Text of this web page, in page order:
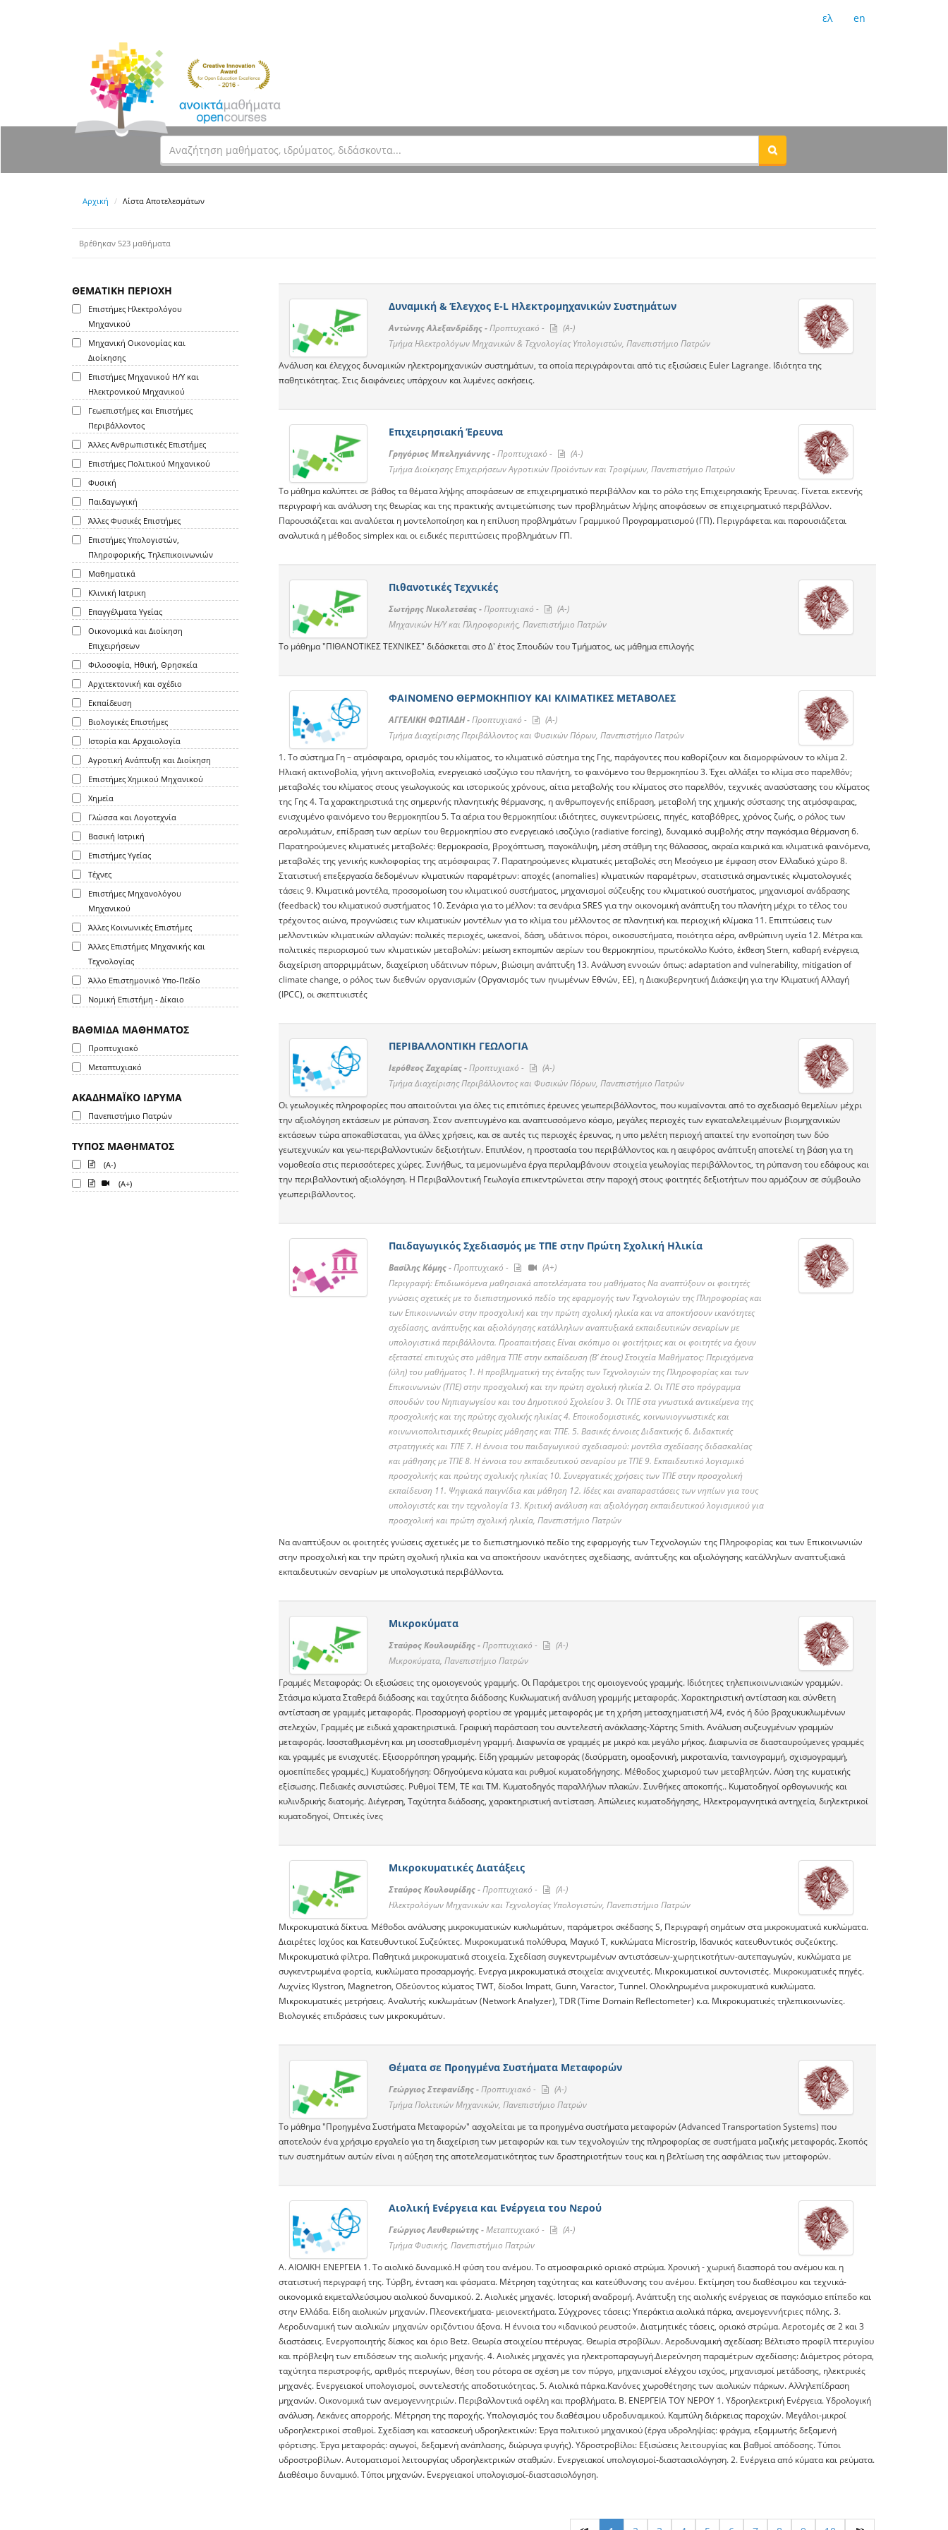
ελ en
Αρχική Λίστα Αποτελεσμάτων
Βρέθηκαν 523 μαθήματα
ΘΕΜΑΤΙΚΗ ΠΕΡΙΟΧΗ
Επιστήμες Ηλεκτρολόγου
Μηχανικού
Μηχανική Οικονομίας και
Διοίκησης
Επιστήμες Μηχανικού Η/Υ και
Ηλεκτρονικού Μηχανικού
Γεωεπιστήμες και Επιστήμες
Περιβάλλοντος
Άλλες Ανθρωπιστικές Επιστήμες
Επιστήμες Πολιτικού Μηχανικού
Φυσική
Παιδαγωγική
Άλλες Φυσικές Επιστήμες
Επιστήμες Υπολογιστών,
Πληροφορικής, Τηλεπικοινωνιών
Μαθηματικά
Κλινική Ιατρικη
Επαγγέλματα Υγείας
Οικονομικά και Διοίκηση
Επιχειρήσεων
Φιλοσοφία, Ηθική, Θρησκεία
Αρχιτεκτονική και σχέδιο
Εκπαίδευση
Βιολογικές Επιστήμες
Ιστορία και Αρχαιολογία
Αγροτική Ανάπτυξη και Διοίκηση
Επιστήμες Χημικού Μηχανικού
Χημεία
Γλώσσα και Λογοτεχνία
Βασική Ιατρική
Επιστήμες Υγείας
Τέχνες
Επιστήμες Μηχανολόγου
Μηχανικού
Άλλες Κοινωνικές Επιστήμες
Άλλες Επιστήμες Μηχανικής και
Τεχνολογίας
Άλλο Επιστημονικό Υπο-Πεδίο
Νομική Επιστήμη - Δίκαιο
ΒΑΘΜΙΔΑ ΜΑΘΗΜΑΤΟΣ
Προπτυχιακό
Μεταπτυχιακό
ΑΚΑΔΗΜΑΪΚΟ ΙΔΡΥΜΑ
Πανεπιστήμιο Πατρών
ΤΥΠΟΣ ΜΑΘΗΜΑΤΟΣ
(A-)
(A+)
Δυναμική & Έλεγχος E-L Ηλεκτρομηχανικών Συστημάτων
Αντώνης Αλεξανδρίδης -Προπτυχιακό -
(A-)
Τμήμα Ηλεκτρολόγων Μηχανικών & Τεχνολογίας Υπολογιστών, Πανεπιστήμιο Πατρών
Ανάλυση και έλεγχος δυναμικών ηλεκτρομηχανικών συστημάτων, τα οποία περιγράφονται από τις εξισώσεις Euler Lagrange. Ιδιότητα της
παθητικότητας. Στις διαφάνειες υπάρχουν και λυμένες ασκήσεις.
Επιχειρησιακή Έρευνα
Γρηγόριος Μπεληγιάννης -Προπτυχιακό -
(A-)
Τμήμα Διοίκησης Επιχειρήσεων Αγροτικών Προϊόντων και Τροφίμων, Πανεπιστήμιο Πατρών
Το μάθημα καλύπτει σε βάθος τα θέματα λήψης αποφάσεων σε επιχειρηματικό περιβάλλον και το ρόλο της Επιχειρησιακής Έρευνας. Γίνεται εκτενής
περιγραφή και ανάλυση της θεωρίας και της πρακτικής αντιμετώπισης των προβλημάτων λήψης αποφάσεων σε επιχειρηματικό περιβάλλον.
Παρουσιάζεται και αναλύεται η μοντελοποίηση και η επίλυση προβλημάτων Γραμμικού Προγραμματισμού (ΓΠ). Περιγράφεται και παρουσιάζεται
αναλυτικά η μέθοδος simplex και οι ειδικές περιπτώσεις προβλημάτων ΓΠ.
Πιθανοτικές Τεχνικές
Σωτήρης Νικολετσέας -Προπτυχιακό -
(A-)
Μηχανικών Η/Υ και Πληροφορικής, Πανεπιστήμιο Πατρών
Το μάθημα "ΠΙΘΑΝΟΤΙΚΕΣ ΤΕΧΝΙΚΕΣ" διδάσκεται στο Δ' έτος Σπουδών του Τμήματος, ως μάθημα επιλογής
ΦΑΙΝΟΜΕΝΟ ΘΕΡΜΟΚΗΠΙΟΥ ΚΑΙ ΚΛΙΜΑΤΙΚΕΣ ΜΕΤΑΒΟΛΕΣ
ΑΓΓΕΛΙΚΗ ΦΩΤΙΑΔΗ -Προπτυχιακό -
(A-)
Τμήμα Διαχείρισης Περιβάλλοντος και Φυσικών Πόρων, Πανεπιστήμιο Πατρών
1. Το σύστημα Γη – ατμόσφαιρα, ορισμός του κλίματος, το κλιματικό σύστημα της Γης, παράγοντες που καθορίζουν και διαμορφώνουν το κλίμα 2.
Ηλιακή ακτινοβολία, γήινη ακτινοβολία, ενεργειακό ισοζύγιο του πλανήτη, το φαινόμενο του θερμοκηπίου 3. Έχει αλλάξει το κλίμα στο παρελθόν;
μεταβολές του κλίματος στους γεωλογικούς και ιστορικούς χρόνους, αίτια μεταβολής του κλίματος στο παρελθόν, τεχνικές ανασύστασης του κλίματος
της Γης 4. Τα χαρακτηριστικά της σημερινής πλανητικής θέρμανσης, η ανθρωπογενής επίδραση, μεταβολή της χημικής σύστασης της ατμόσφαιρας,
ενισχυμένο φαινόμενο του θερμοκηπίου 5. Τα αέρια του θερμοκηπίου: ιδιότητες, συγκεντρώσεις, πηγές, καταβόθρες, χρόνος ζωής, ο ρόλος των
αερολυμάτων, επίδραση των αερίων του θερμοκηπίου στο ενεργειακό ισοζύγιο (radiative forcing), δυναμικό συμβολής στην παγκόσμια θέρμανση 6.
Παρατηρούμενες κλιματικές μεταβολές: θερμοκρασία, βροχόπτωση, παγοκάλυψη, μέση στάθμη της θάλασσας, ακραία καιρικά και κλιματικά φαινόμενα,
μεταβολές της γενικής κυκλοφορίας της ατμόσφαιρας 7. Παρατηρούμενες κλιματικές μεταβολές στη Μεσόγειο με έμφαση στον Ελλαδικό χώρο 8.
Στατιστική επεξεργασία δεδομένων κλιματικών παραμέτρων: αποχές (anomalies) κλιματικών παραμέτρων, στατιστικά σημαντικές κλιματολογικές
τάσεις 9. Κλιματικά μοντέλα, προσομοίωση του κλιματικού συστήματος, μηχανισμοί σύζευξης του κλιματικού συστήματος, μηχανισμοί ανάδρασης
(feedback) του κλιματικού συστήματος 10. Σενάρια για το μέλλον: τα σενάρια SRES για την οικονομική ανάπτυξη του πλανήτη μέχρι το τέλος του
τρέχοντος αιώνα, προγνώσεις των κλιματικών μοντέλων για το κλίμα του μέλλοντος σε πλανητική και περιοχική κλίμακα 11. Επιπτώσεις των
μελλοντικών κλιματικών αλλαγών: πολικές περιοχές, ωκεανοί, δάση, υδάτινοι πόροι, οικοσυστήματα, ποιότητα αέρα, ανθρώπινη υγεία 12. Μέτρα και
πολιτικές περιορισμού των κλιματικών μεταβολών: μείωση εκπομπών αερίων του θερμοκηπίου, πρωτόκολλο Κυότο, έκθεση Stern, καθαρή ενέργεια,
διαχείριση απορριμμάτων, διαχείριση υδάτινων πόρων, βιώσιμη ανάπτυξη 13. Ανάλυση εννοιών όπως: adaptation and vulnerability, mitigation of
climate change, ο ρόλος των διεθνών οργανισμών (Οργανισμός των ηνωμένων Εθνών, ΕΕ), η Διακυβερνητική Διάσκεψη για την Κλιματική Αλλαγή
(IPCC), οι σκεπτικιστές
ΠΕΡΙΒΑΛΛΟΝΤΙΚΗ ΓΕΩΛΟΓΙΑ
Ιερόθεος Ζαχαρίας -Προπτυχιακό -
(A-)
Τμήμα Διαχείρισης Περιβάλλοντος και Φυσικών Πόρων, Πανεπιστήμιο Πατρών
Οι γεωλογικές πληροφορίες που απαιτούνται για όλες τις επιτόπιες έρευνες γεωπεριβάλλοντος, που κυμαίνονται από το σχεδιασμό θεμελίων μέχρι
την αξιολόγηση εκτάσεων με ρύπανση. Στον ανεπτυγμένο και αναπτυσσόμενο κόσμο, μεγάλες περιοχές των εγκαταλελειμμένων βιομηχανικών
εκτάσεων τώρα αποκαθίσταται, για άλλες χρήσεις, και σε αυτές τις περιοχές έρευνας, η υπο μελέτη περιοχή απαιτεί την ενοποίηση των δύο
γεωτεχνικών και γεω-περιβαλλοντικών δεξιοτήτων. Επιπλέον, η προστασία του περιβάλλοντος και η αειφόρος ανάπτυξη αποτελεί τη βάση για τη
νομοθεσία στις περισσότερες χώρες. Συνήθως, τα μεμονωμένα έργα περιλαμβάνουν στοιχεία γεωλογίας περιβάλλοντος, τη ρύπανση του εδάφους και
την περιβαλλοντική αξιολόγηση. Η Περιβαλλοντική Γεωλογία επικεντρώνεται στην παροχή στους φοιτητές δεξιοτήτων που αρμόζουν σε σύμβουλο
γεωπεριβάλλοντος.
Παιδαγωγικός Σχεδιασμός με ΤΠΕ στην Πρώτη Σχολική Ηλικία
Βασίλης Κόμης -Προπτυχιακό -
(A+)
Περιγραφή: Επιδιωκόμενα μαθησιακά αποτελέσματα του μαθήματος Να αναπτύξουν οι φοιτητές
γνώσεις σχετικές με το διεπιστημονικό πεδίο της εφαρμογής των Τεχνολογιών της Πληροφορίας και
των Επικοινωνιών στην προσχολική και την πρώτη σχολική ηλικία και να αποκτήσουν ικανότητες
σχεδίασης, ανάπτυξης και αξιολόγησης κατάλληλων αναπτυξιακά εκπαιδευτικών σεναρίων με
υπολογιστικά περιβάλλοντα. Προαπαιτήσεις Είναι σκόπιμο οι φοιτήτριες και οι φοιτητές να έχουν
εξεταστεί επιτυχώς στο μάθημα ΤΠΕ στην εκπαίδευση (Β’ έτους) Στοιχεία Μαθήματος: Περιεχόμενα
(ύλη) του μαθήματος 1. Η προβληματική της ένταξης των Τεχνολογιών της Πληροφορίας και των
Επικοινωνιών (ΤΠΕ) στην προσχολική και την πρώτη σχολική ηλικία 2. Οι ΤΠΕ στο πρόγραμμα
σπουδών του Νηπιαγωγείου και του Δημοτικού Σχολείου 3. Οι ΤΠΕ στα γνωστικά αντικείμενα της
προσχολικής και της πρώτης σχολικής ηλικίας 4. Εποικοδομιστικές, κοινωνιογνωστικές και
κοινωνιοπολιτισμικές θεωρίες μάθησης και ΤΠΕ. 5. Βασικές έννοιες Διδακτικής 6. Διδακτικές
στρατηγικές και ΤΠΕ 7. Η έννοια του παιδαγωγικού σχεδιασμού: μοντέλα σχεδίασης διδασκαλίας
και μάθησης με ΤΠΕ 8. Η έννοια του εκπαιδευτικού σεναρίου με ΤΠΕ 9. Εκπαιδευτικό λογισμικό
προσχολικής και πρώτης σχολικής ηλικίας 10. Συνεργατικές χρήσεις των ΤΠΕ στην προσχολική
εκπαίδευση 11. Ψηφιακά παιγνίδια και μάθηση 12. Ιδέες και αναπαραστάσεις των νηπίων για τους
υπολογιστές και την τεχνολογία 13. Κριτική ανάλυση και αξιολόγηση εκπαιδευτικού λογισμικού για
προσχολική και πρώτη σχολική ηλικία, Πανεπιστήμιο Πατρών
Να αναπτύξουν οι φοιτητές γνώσεις σχετικές με το διεπιστημονικό πεδίο της εφαρμογής των Τεχνολογιών της Πληροφορίας και των Επικοινωνιών
στην προσχολική και την πρώτη σχολική ηλικία και να αποκτήσουν ικανότητες σχεδίασης, ανάπτυξης και αξιολόγησης κατάλληλων αναπτυξιακά
εκπαιδευτικών σεναρίων με υπολογιστικά περιβάλλοντα.
Μικροκύματα
Σταύρος Κουλουρίδης -Προπτυχιακό -
(A-)
Μικροκύματα, Πανεπιστήμιο Πατρών
Γραμμές Μεταφοράς: Οι εξισώσεις της ομοιογενούς γραμμής. Οι Παράμετροι της ομοιογενούς γραμμής. Ιδιότητες τηλεπικοινωνιακών γραμμών.
Στάσιμα κύματα Σταθερά διάδοσης και ταχύτητα διάδοσης Κυκλωματική ανάλυση γραμμής μεταφοράς. Χαρακτηριστική αντίσταση και σύνθετη
αντίσταση σε γραμμές μεταφοράς. Προσαρμογή φορτίου σε γραμμές μεταφοράς με τη χρήση μετασχηματιστή λ/4, ενός ή δύο βραχυκυκλωμένων
στελεχών, Γραμμές με ειδικά χαρακτηριστικά. Γραφική παράσταση του συντελεστή ανάκλασης-Χάρτης Smith. Ανάλυση συζευγμένων γραμμών
μεταφοράς. Ισοσταθμισμένη και μη ισοσταθμισμένη γραμμή. Διαφωνία σε γραμμές με μικρό και μεγάλο μήκος. Διαφωνία σε διασταυρούμενες γραμμές
και γραμμές με ενισχυτές. Εξισορρόπηση γραμμής. Είδη γραμμών μεταφοράς (δισύρματη, ομοαξονική, μικροταινία, ταινιογραμμή, σχισμογραμμή,
ομοεπίπεδες γραμμές,) Κυματοδήγηση: Οδηγούμενα κύματα και ρυθμοί κυματοδήγησης. Μέθοδος χωρισμού των μεταβλητών. Λύση της κυματικής
εξίσωσης. Πεδιακές συνιστώσες. Ρυθμοί ΤΕΜ, ΤΕ και ΤΜ. Κυματοδηγός παραλλήλων πλακών. Συνθήκες αποκοπής.. Κυματοδηγοί ορθογωνικής και
κυλινδρικής διατομής. Διέγερση, Ταχύτητα διάδοσης, χαρακτηριστική αντίσταση. Απώλειες κυματοδήγησης, Ηλεκτρομαγνητικά αντηχεία, διηλεκτρικοί
κυματοδηγοί, Οπτικές ίνες
Μικροκυματικές Διατάξεις
Σταύρος Κουλουρίδης -Προπτυχιακό -
(A-)
Ηλεκτρολόγων Μηχανικών και Τεχνολογίας Υπολογιστών, Πανεπιστήμιο Πατρών
Μικροκυματικά δίκτυα. Μέθοδοι ανάλυσης μικροκυματικών κυκλωμάτων, παράμετροι σκέδασης S, Περιγραφή σημάτων στα μικροκυματικά κυκλώματα.
Διαιρέτες Ισχύος και Κατευθυντικοί Συζεύκτες. Μικροκυματικά πολύθυρα, Μαγικό Τ, κυκλώματα Microstrip, Ιδανικός κατευθυντικός συζεύκτης.
Μικροκυματικά φίλτρα. Παθητικά μικροκυματικά στοιχεία. Σχεδίαση συγκεντρωμένων αντιστάσεων-χωρητικοτήτων-αυτεπαγωγών, κυκλώματα με
συγκεντρωμένα φορτία, κυκλώματα προσαρμογής. Ενεργα μικροκυματικά στοιχεία: ανιχνευτές. Μικροκυματικοί συντονιστές. Μικροκυματικές πηγές.
Λυχνίες Klystron, Magnetron, Οδεύοντος κύματος TWT, δίοδοι Impatt, Gunn, Varactor, Tunnel. Ολοκληρωμένα μικροκυματικά κυκλώματα.
Μικροκυματικές μετρήσεις. Αναλυτής κυκλωμάτων (Network Analyzer), TDR (Time Domain Reflectometer) κ.α. Μικροκυματικές τηλεπικοινωνίες.
Βιολογικές επιδράσεις των μικροκυμάτων.
Θέματα σε Προηγμένα Συστήματα Μεταφορών
Γεώργιος Στεφανίδης -Προπτυχιακό -
(A-)
Τμήμα Πολιτικών Μηχανικών, Πανεπιστήμιο Πατρών
Το μάθημα "Προηγμένα Συστήματα Μεταφορών" ασχολείται με τα προηγμένα συστήματα μεταφορών (Advanced Transportation Systems) που
αποτελούν ένα χρήσιμο εργαλείο για τη διαχείριση των μεταφορών και των τεχνολογιών της πληροφορίας σε συστήματα μαζικής μεταφοράς. Σκοπός
των συστημάτων αυτών είναι η αύξηση της αποτελεσματικότητας των δραστηριοτήτων τους και η βελτίωση της ασφάλειας των μεταφορών.
Αιολική Ενέργεια και Ενέργεια του Νερού
Γεώργιος Λευθεριώτης -Μεταπτυχιακό -
(A-)
Τμήμα Φυσικής, Πανεπιστήμιο Πατρών
Α. ΑΙΟΛΙΚΗ ΕΝΕΡΓΕΙΑ 1. Το αιολικό δυναμικό.Η φύση του ανέμου. Το ατμοσφαιρικό οριακό στρώμα. Χρονική - χωρική διασπορά του ανέμου και η
στατιστική περιγραφή της. Τύρβη, ένταση και φάσματα. Μέτρηση ταχύτητας και κατεύθυνσης του ανέμου. Εκτίμηση του διαθέσιμου και τεχνικά-
οικονομικά εκμεταλλεύσιμου αιολικού δυναμικού. 2. Αιολικές μηχανές. Ιστορική αναδρομή. Ανάπτυξη της αιολικής ενέργειας σε παγκόσμιο επίπεδο και
στην Ελλάδα. Είδη αιολικών μηχανών. Πλεονεκτήματα- μειονεκτήματα. Σύγχρονες τάσεις: Υπεράκτια αιολικά πάρκα, ανεμογεννήτριες πόλης. 3.
Αεροδυναμική των αιολικών μηχανών οριζόντιου άξονα. Η έννοια του «ιδανικού ρευστού». Διατμητικές τάσεις, οριακό στρώμα. Αεροτομές σε 2 και 3
διαστάσεις. Ενεργοποιητής δίσκος και όριο Betz. Θεωρία στοιχείου πτέρυγας. Θεωρία στροβίλων. Αεροδυναμική σχεδίαση: Βέλτιστο προφίλ πτερυγίου
και πρόβλεψη των επιδόσεων της αιολικής μηχανής. 4. Αιολικές μηχανές για ηλεκτροπαραγωγή.Διερεύνηση παραμέτρων σχεδίασης: Διάμετρος ρότορα,
ταχύτητα περιστροφής, αριθμός πτερυγίων, θέση του ρότορα σε σχέση με τον πύργο, μηχανισμοί ελέγχου ισχύος, μηχανισμοί μετάδοσης, ηλεκτρικές
μηχανές. Ενεργειακοί υπολογισμοί, συντελεστής αποδοτικότητας. 5. Αιολικά πάρκα.Κανόνες χωροθέτησης των αιολικών πάρκων. Αλληλεπίδραση
μηχανών. Οικονομικά των ανεμογεννητριών. Περιβαλλοντικά οφέλη και προβλήματα. Β. ΕΝΕΡΓΕΙΑ ΤΟΥ ΝΕΡΟΥ 1. Υδροηλεκτρική Ενέργεια. Υδρολογική
ανάλυση. Λεκάνες απορροής. Μέτρηση της παροχής. Υπολογισμός του διαθέσιμου υδροδυναμικού. Καμπύλη διάρκειας παροχών. Μεγάλοι-μικροί
υδροηλεκτρικοί σταθμοί. Σχεδίαση και κατασκευή υδροηλεκτικών: Έργα πολιτικού μηχανικού (έργα υδροληψίας: φράγμα, εξαμμωτής δεξαμενή
φόρτισης. Έργα μεταφοράς: αγωγοί, δεξαμενή ανάπλασης, διώρυγα φυγής). Υδροστροβίλοι: Εξισώσεις λειτουργίας και βαθμοί απόδοσης. Τύποι
υδροστροβίλων. Αυτοματισμοί λειτουργίας υδροηλεκτρικών σταθμών. Ενεργειακοί υπολογισμοί-διαστασιολόγηση. 2. Ενέργεια από κύματα και ρεύματα.
Διαθέσιμο δυναμικό. Τύποι μηχανών. Ενεργειακοί υπολογισμοί-διαστασιολόγηση.